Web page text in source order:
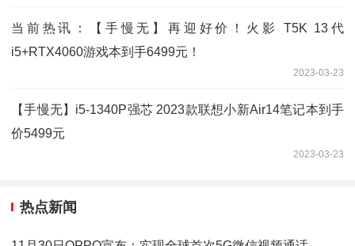
当前热讯：【手慢无】再迎好价！火影 T5K 13代
i5+RTX4060游戏本到手6499元！
2023-03-23
【手慢无】i5-1340P强芯 2023款联想小新Air14笔记本到手
价5499元
2023-03-23
热点新闻